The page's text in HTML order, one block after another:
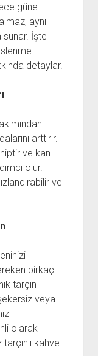
güne
aynı
İşte
detaylar.
arttırır.
ve kan
olur.
ve
birkaç
tarçın
veya
olarak
kahve